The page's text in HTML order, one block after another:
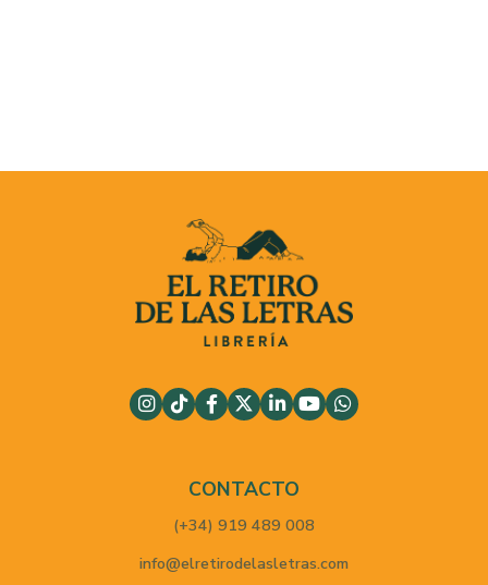
CONTACTO
(+34) 919 489 008
info@elretirodelasletras.com